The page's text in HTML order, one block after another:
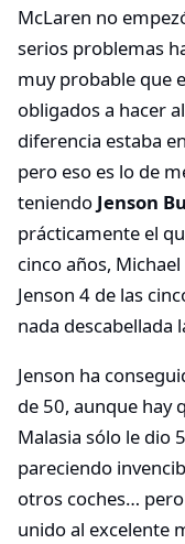
McLaren no
serios problemas
muy probable que
obligados a hacer
diferencia estaba
pero eso es lo de
teniendo Jenson
prácticamente el
cinco años,
Jenson 4 de las
nada descabellada
Jenson ha
de 50, aunque hay
Malasia sólo le dio
pareciendo
otros coches…
unido al excelente